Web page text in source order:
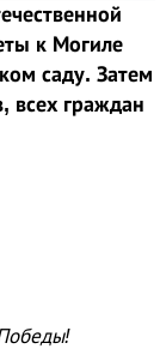
к Могиле
саду. Затем
всех граждан